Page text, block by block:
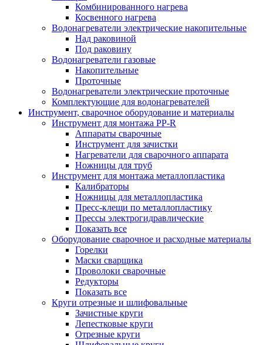
Комбинированного нагрева
Косвенного нагрева
Водонагреватели электрические накопительные
Над раковиной
Под раковину
Водонагреватели газовые
Накопительные
Проточные
Водонагреватели электрические проточные
Комплектующие для водонагревателей
Инструмент, сварочное оборудование и материалы
Инструмент для монтажа PP-R
Аппараты сварочные
Инструмент для зачистки
Нагреватели для сварочного аппарата
Ножницы для труб
Инструмент для монтажа металлопластика
Калибраторы
Ножницы для металлопластика
Пресс-клещи по металлопластику
Прессы электрогидравлические
Показать все
Оборудование сварочное и расходные материалы
Горелки
Маски сварщика
Проволоки сварочные
Редукторы
Показать все
Круги отрезные и шлифовальные
Зачистные круги
Лепестковые круги
Отрезные круги